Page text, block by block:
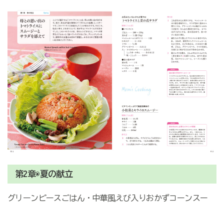
第2章◉夏の献立
グリーンピースごはん・中華風えび入りおかずコーンスー